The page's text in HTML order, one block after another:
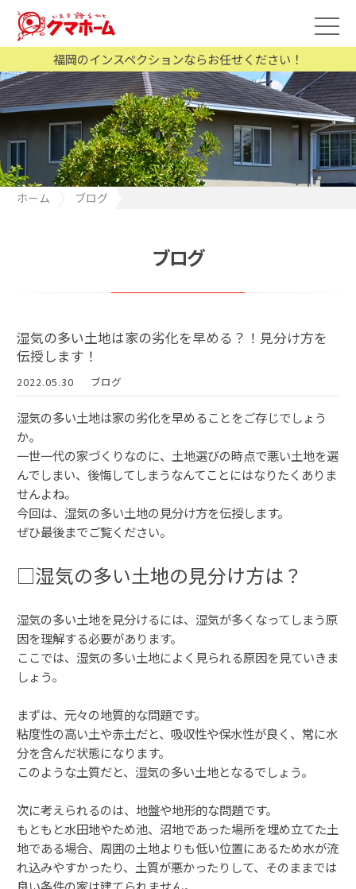
福岡のインスペクションならお任せください！
ホーム
ブログ
ブログ
湿気の多い土地は家の劣化を早める？！見分け方を
伝授します！
2022.05.30 ブログ
湿気の多い土地は家の劣化を早めることをご存じでしょう
か。
一世一代の家づくりなのに、土地選びの時点で悪い土地を選
んでしまい、後悔してしまうなんてことにはなりたくありま
せんよね。
今回は、湿気の多い土地の見分け方を伝授します。
ぜひ最後までご覧ください。
□湿気の多い土地の見分け方は？
湿気の多い土地を見分けるには、湿気が多くなってしまう原
因を理解する必要があります。
ここでは、湿気の多い土地によく見られる原因を見ていきま
しょう。
まずは、元々の地質的な問題です。
粘度性の高い土や赤土だと、吸収性や保水性が良く、常に水
分を含んだ状態になります。
このような土質だと、湿気の多い土地となるでしょう。
次に考えられるのは、地盤や地形的な問題です。
もともと水田地やため池、沼地であった場所を埋め立てた土
地である場合、周囲の土地よりも低い位置にあるため水が流
れ込みやすかったり、土質が悪かったりして、そのままでは